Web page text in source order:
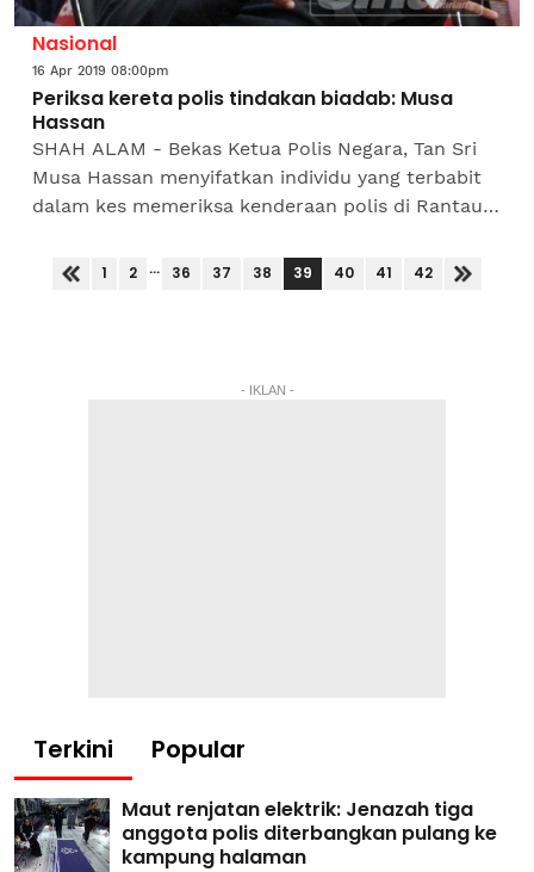
Nasional
16 Apr 2019 08:00pm
Periksa kereta polis tindakan biadab: Musa
Hassan
SHAH ALAM - Bekas Ketua Polis Negara, Tan Sri
Musa Hassan menyifatkan individu yang terbabit
dalam kes memeriksa kenderaan polis di Rantau,
Menurutnya,...
1 2 ... 36 37 38 39 40 41 42
- IKLAN -
Terkini Popular
Maut renjatan elektrik: Jenazah tiga
anggota polis diterbangkan pulang ke
kampung halaman